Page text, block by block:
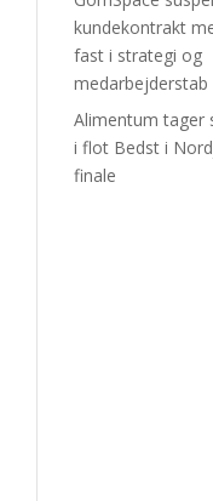
kundekontrakt
fast i strategi og
medarbejderstab
Alimentum tager
i flot Bedst i
finale